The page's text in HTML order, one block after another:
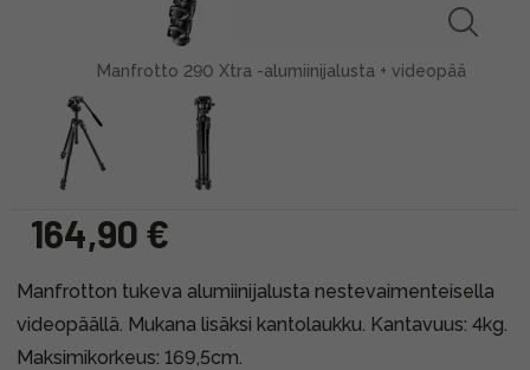
Manfrotto 290 Xtra -alumiinijalusta + videopää
164,90 €
Manfrotton tukeva alumiinijalusta nestevaimenteisella
videopäällä. Mukana lisäksi kantolaukku. Kantavuus: 4kg.
Maksimikorkeus: 169,5cm.